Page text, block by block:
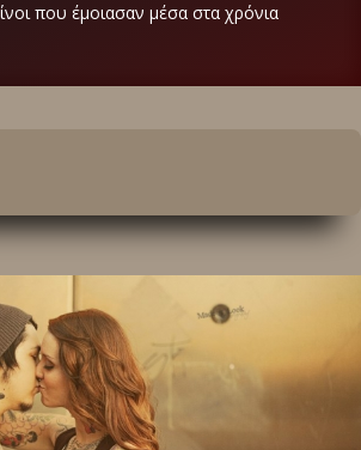
που έμοιασαν μέσα στα χρόνια